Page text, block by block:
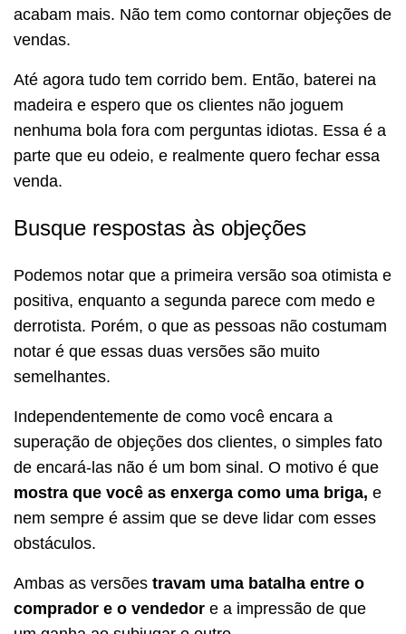
acabam mais. Não tem como contornar objeções de
vendas.
Até agora tudo tem corrido bem. Então, baterei na
madeira e espero que os clientes não joguem
nenhuma bola fora com perguntas idiotas. Essa é a
parte que eu odeio, e realmente quero fechar essa
venda.
Busque respostas às objeções
Podemos notar que a primeira versão soa otimista e
positiva, enquanto a segunda parece com medo e
derrotista. Porém, o que as pessoas não costumam
notar é que essas duas versões são muito
semelhantes.
Independentemente de como você encara a
superação de objeções dos clientes, o simples fato
de encará-las não é um bom sinal. O motivo é que
mostra que você as enxerga como uma briga, e
nem sempre é assim que se deve lidar com esses
obstáculos.
Ambas as versões travam uma batalha entre o
comprador e o vendedor e a impressão de que